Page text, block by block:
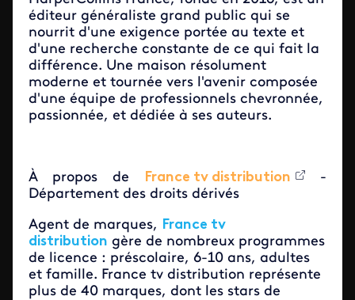
éditeur généraliste grand public qui se
nourrit d'une exigence portée au texte et
d'une recherche constante de ce qui fait la
différence. Une maison résolument
moderne et tournée vers l'avenir composée
d'une équipe de professionnels chevronnée,
passionnée, et dédiée à ses auteurs.
À propos de France tv distribution
-
Département des droits dérivés
Agent de marques, France tv
distribution gère de nombreux programmes
de licence : préscolaire, 6-10 ans, adultes
et famille. France tv distribution représente
plus de 40 marques, dont les stars de